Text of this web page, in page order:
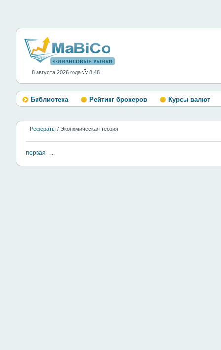
ФИНАНСОВЫЕ РЫНКИ
8 августа 2026 года 8:48
Библиотека Рейтинг брокеров Курсы валют
Рефераты / Экономическая теория
первая ...